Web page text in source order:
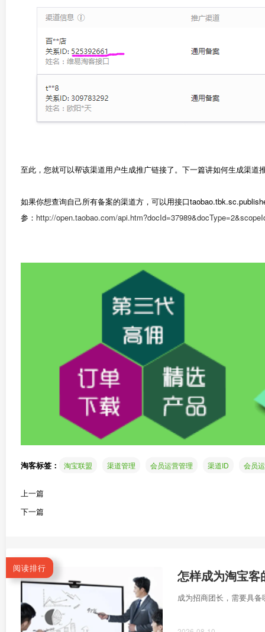
至此，您就可以帮该渠道用户生成推广链接了。下一篇讲如何生成渠道
如果你想查询自己所有备案的渠道方，可以用接口
参： http://open.taobao.com/
淘客标签： 淘宝联盟 渠道管理 会员运营管理 渠道ID 会员
上一篇
下一篇
阅读排行 怎样成为淘宝
成为招商团长，需要具备